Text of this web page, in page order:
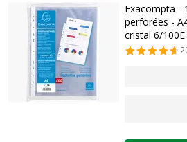
Exacompta -
perforées -
cristal 6/100E